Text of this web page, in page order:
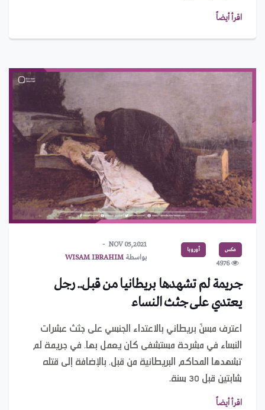
اقرأ أيضاً
مكس أوروبا
4976
NOV 05,2021
بواسطةWISAM IBRAHIM
جريمة لم تشهدها بريطانيا من قبل.. رجل
يعتدي على جثث النساء
اعترف مسنّ بريطاني بالاعتداء الجنسي على جثث عشرات
النساء في مشرحة مستشفى كان يعمل بها، في جريمة لم
تشهدها المحاكم البريطانية من قبل، بالإضافة إلى قتله
شابتين قبل 30 سنة.
اقرأ أيضاً